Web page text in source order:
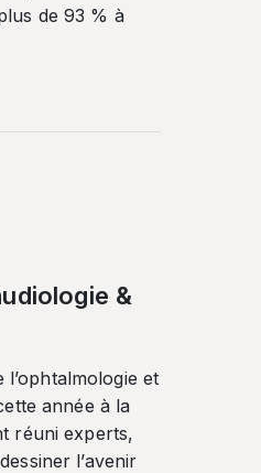
de 93 % à
&
l’ophtalmologie et
année à la
réuni experts,
l’avenir